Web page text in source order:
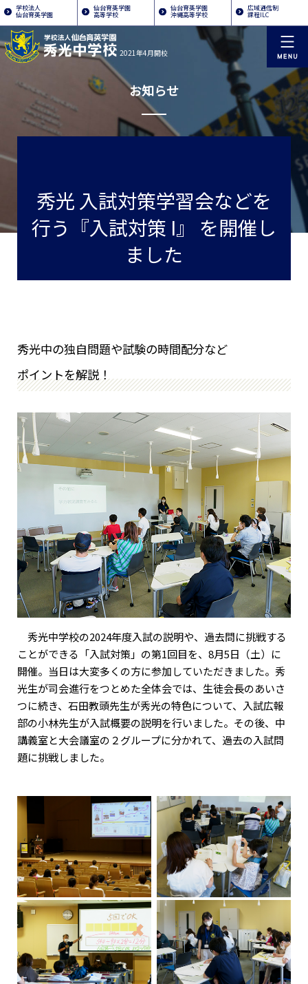
学校法人
仙台育英学園
仙台育英学園
高等学校
仙台育英学園
沖縄高等学校
広域通信制
課程ILC
2021年4月開校
お知らせ
秀光 入試対策学習会などを
行う『入試対策 I』 を開催し
ました
秀光中の独自問題や試験の時間配分など
ポイントを解説！
秀光中学校の2024年度入試の説明や、過去問に挑戦する
ことができる「入試対策」の第1回目を、8月5日（土）に
開催。当日は大変多くの方に参加していただきました。秀
光生が司会進行をつとめた全体会では、生徒会長のあいさ
つに続き、石田教頭先生が秀光の特色について、入試広報
部の小林先生が入試概要の説明を行いました。その後、中
講義室と大会議室の２グループに分かれて、過去の入試問
題に挑戦しました。